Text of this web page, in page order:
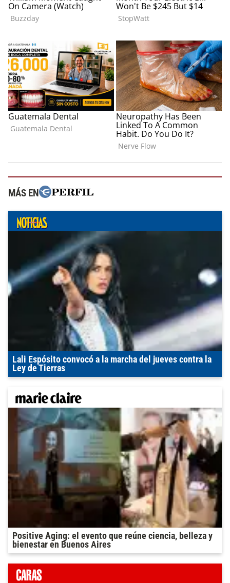
MÁS EN
Lali Espósito convocó a la marcha del jueves contra la
Ley de Tierras
Positive Aging: el evento que reúne ciencia, belleza y
bienestar en Buenos Aires